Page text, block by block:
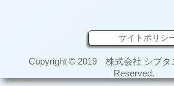
サイトポリシ
Copyright © 2019 株式会社 シブタ
Reserved.